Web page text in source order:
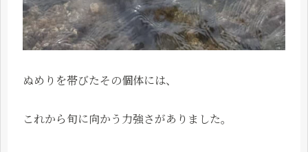
ぬめりを帯びたその個体には、
これから旬に向かう力強さがありました。